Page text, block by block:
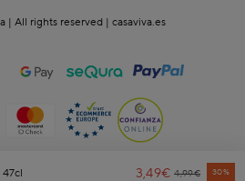
Price
4,99€
To 30%
3,49€
| All rights reserved | casaviva.es